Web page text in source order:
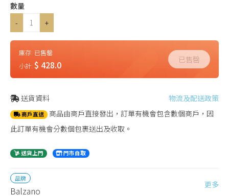
數量
-
+
庫存: 已售罄
小計: $ 428.0 已售罄
送貨資料 物流及配送政策
商戶直送 商品由商戶直接發出，訂單有機會包含數個商戶，因
此訂單有機會分數個包裹送出及收取。
送貨上門 門市自取
品牌
Balzano
更多